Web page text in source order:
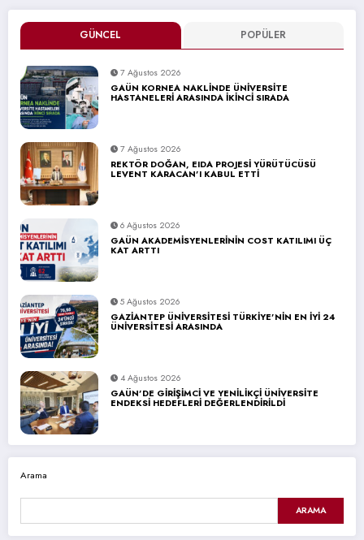
GÜNCEL POPÜLER
7 Ağustos 2026
GAÜN KORNEA NAKLİNDE ÜNİVERSİTE
HASTANELERİ ARASINDA İKİNCİ SIRADA
7 Ağustos 2026
REKTÖR DOĞAN, EIDA PROJESİ YÜRÜTÜCÜSÜ
LEVENT KARACAN’I KABUL ETTİ
6 Ağustos 2026
GAÜN AKADEMİSYENLERİNİN COST KATILIMI ÜÇ
KAT ARTTI
5 Ağustos 2026
GAZİANTEP ÜNİVERSİTESİ TÜRKİYE’NİN EN İYİ 24
ÜNİVERSİTESİ ARASINDA
4 Ağustos 2026
GAÜN’DE GİRİŞİMCİ VE YENİLİKÇİ ÜNİVERSİTE
ENDEKSİ HEDEFLERİ DEĞERLENDİRİLDİ
Arama
ARAMA